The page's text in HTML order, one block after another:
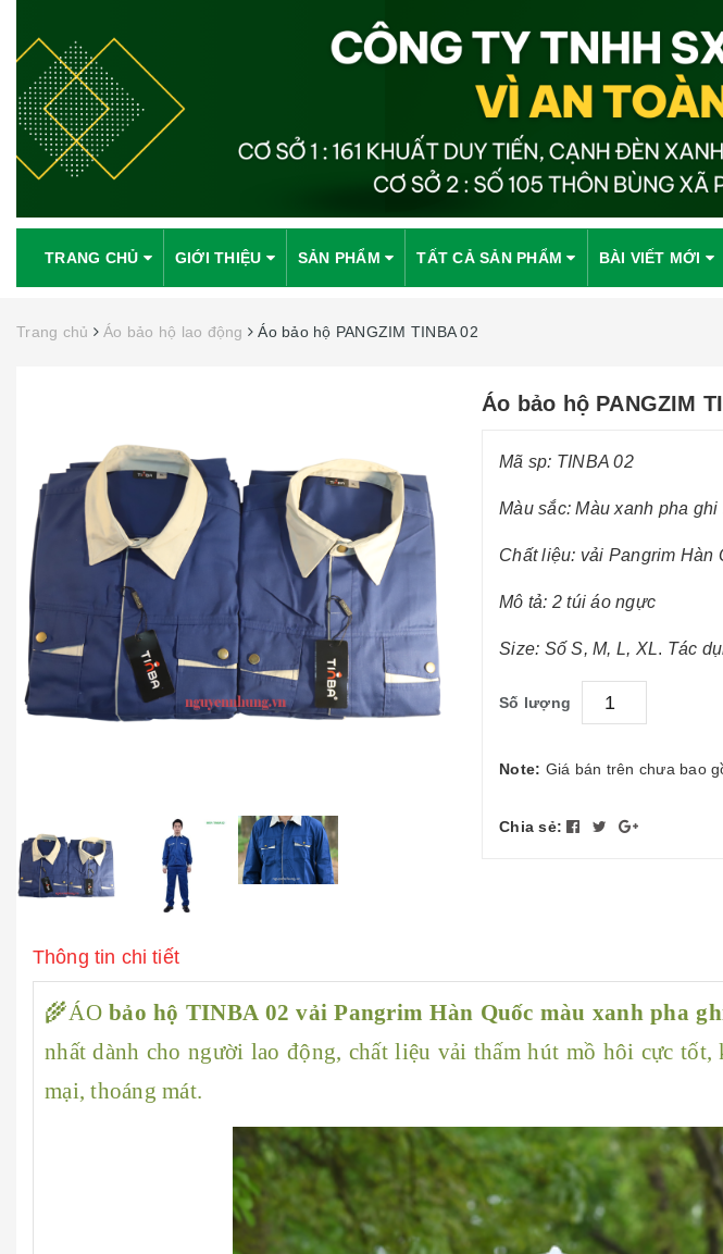
TRANG CHỦ GIỚI THIỆU SẢN PHẨM TẤT CẢ SẢN PHẨM BÀI VIẾT MỚI
Trang chủ Áo bảo hộ lao động Áo bảo hộ PANGZIM TINBA 02
Áo bảo hộ PANGZIM
Mã sp: TINBA 02
Màu sắc: Màu xanh pha ghi
Chất liệu: vải Pangrim Hàn
Mô tả: 2 túi áo ngực
Size: Số S, M, L, XL. Tác
Số lượng
Note: Giá bán trên chưa bao
Chia sẻ:
Thông tin chi tiết
🌾ÁObảo hộ TINBA 02 vải Pangrim Hàn Quốc màu xanh pha
nhất dành cho người lao động, chất liệu vải thấm hút mồ hôi cực
mại, thoáng mát.